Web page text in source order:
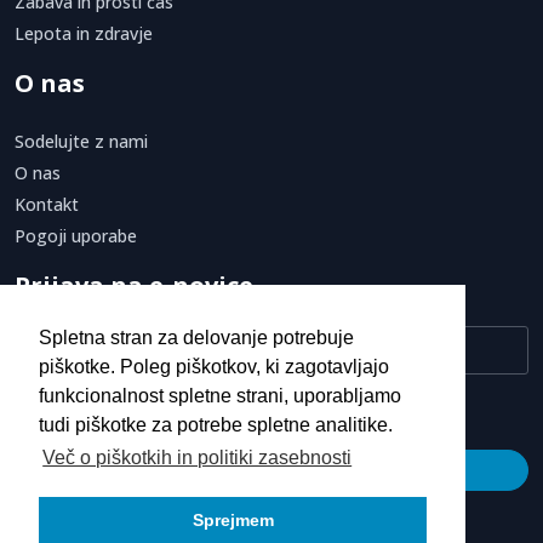
Spletna stran za delovanje potrebuje
piškotke. Poleg piškotkov, ki zagotavljajo
funkcionalnost spletne strani, uporabljamo
tudi piškotke za potrebe spletne analitike.
Več o piškotkih in politiki zasebnosti
Sprejmem
domove.
pristopa podjetje ustvarja izdelke, ki zagotavljajo dolgoročno
Lepota in zdravje
O nas
Sodelujte z nami
O nas
Kontakt
Pogoji uporabe
Prijava na e-novice
Strinjam se s pogoji uporabe.
Prijava